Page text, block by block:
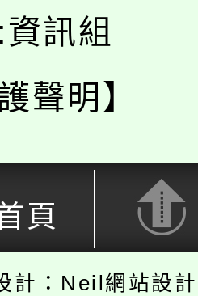
訊組
聲明】
頁
計：Neil網站設